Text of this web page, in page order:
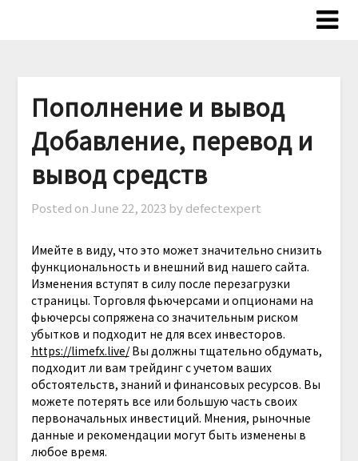
Пополнение и вывод
Добавление, перевод и
вывод средств
Posted onJune 22, 2023 by defectexpert
Имейте в виду, что это может значительно снизить
функциональность и внешний вид нашего сайта.
Изменения вступят в силу после перезагрузки
страницы. Торговля фьючерсами и опционами на
фьючерсы сопряжена со значительным риском
убытков и подходит не для всех инвесторов.
https://limefx.live/Вы должны тщательно обдумать,
подходит ли вам трейдинг с учетом ваших
обстоятельств, знаний и финансовых ресурсов. Вы
можете потерять все или большую часть своих
первоначальных инвестиций. Мнения, рыночные
данные и рекомендации могут быть изменены в
любое время.